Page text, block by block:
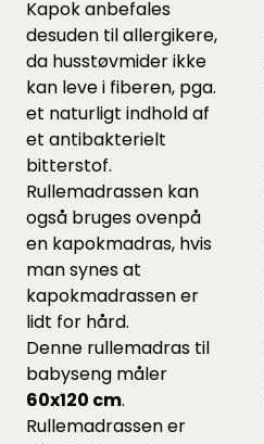
Kapok anbefales
desuden til allergikere,
da husstøvmider ikke
kan leve i fiberen, pga.
et naturligt indhold af
et antibakterielt
bitterstof.
Rullemadrassen kan
også bruges ovenpå
en kapokmadras, hvis
man synes at
kapokmadrassen er
lidt for hård.
Denne rullemadras til
babyseng måler
60x120 cm.
Rullemadrassen er